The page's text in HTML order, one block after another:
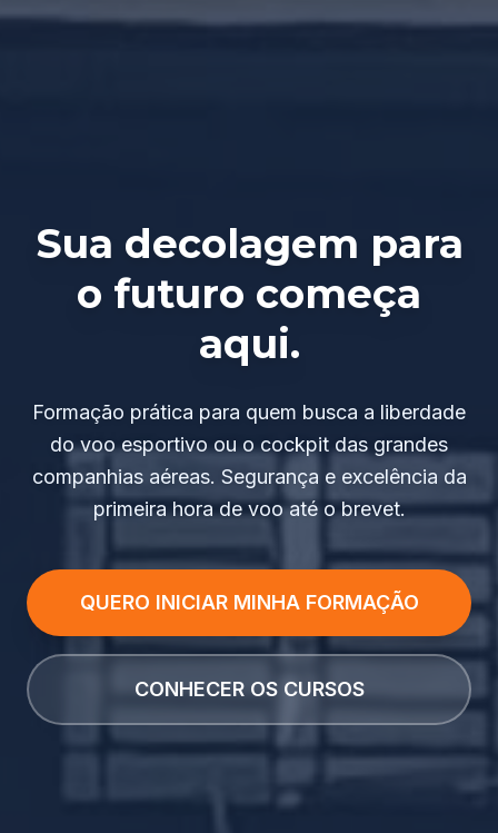
Sua decolagem para
o futuro começa
aqui.
Formação prática para quem busca a liberdade
do voo esportivo ou o cockpit das grandes
companhias aéreas. Segurança e excelência da
primeira hora de voo até o brevet.
QUERO INICIAR MINHA FORMAÇÃO
CONHECER OS CURSOS